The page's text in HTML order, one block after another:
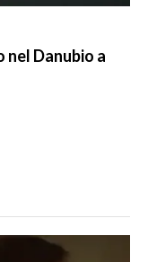
nel Danubio a